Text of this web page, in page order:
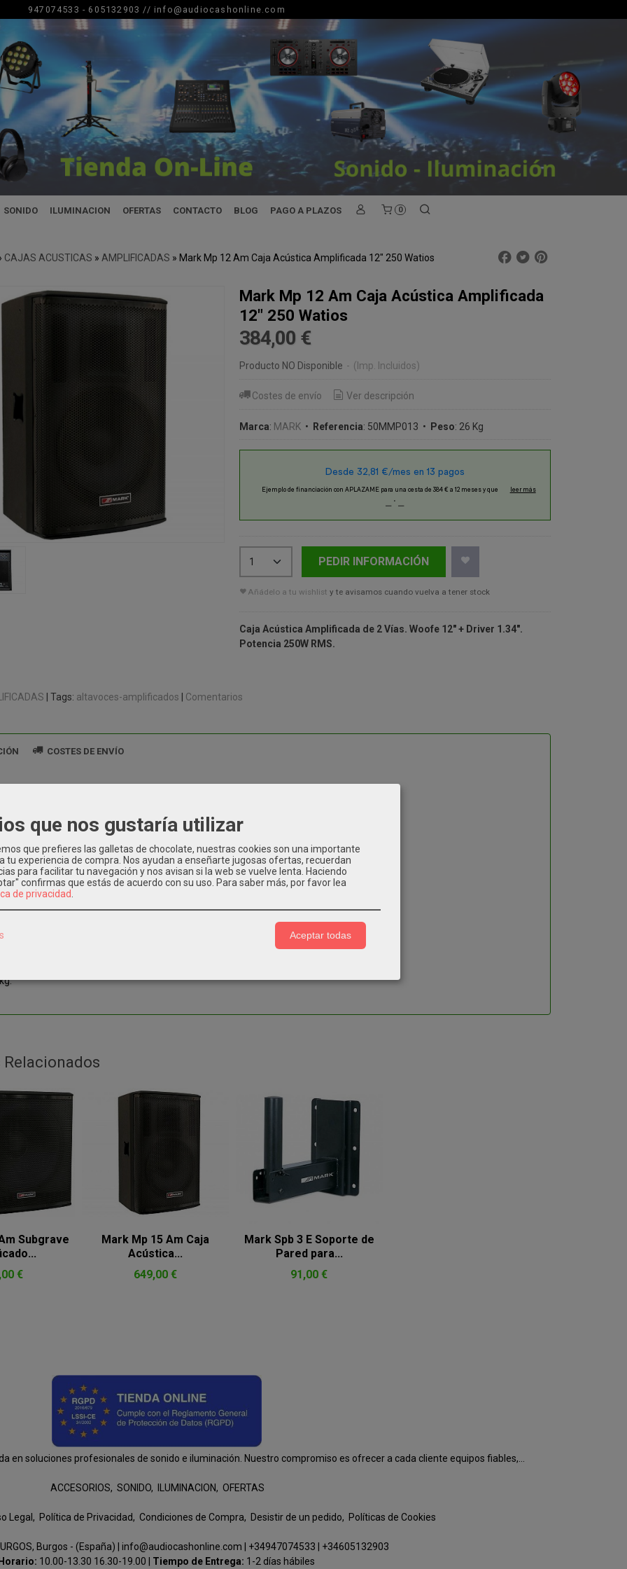
947074533 - 605132903 // info@audiocashonline.com
SONIDO ILUMINACION OFERTAS CONTACTO BLOG PAGO A PLAZOS 0
CAJAS ACUSTICAS » AMPLIFICADAS » Mark Mp 12 Am Caja Acústica Amplificada 12" 250 Watios
Mark Mp 12 Am Caja Acústica Amplificada
12" 250 Watios
384,00 €
Producto NO Disponible - (Imp. Incluidos)
Costes de envío Ver descripción
Marca: MARK• Referencia: 50MMP013 • Peso: 26 Kg
PEDIR INFORMACIÓN
Añádelo a tu wishlist y te avisamos cuando vuelva a tener stock
Caja Acústica Amplificada de 2 Vías. Woofe 12" + Driver 1.34".
Potencia 250W RMS.
Tags: altavoces-amplificados Comentarios
COSTES DE ENVÍO
en frecuencia: 63 Hz - 20 kHz.
94 dB.
121 dB.
Subgrave
€
Mark Mp 15 Am Caja
Acústica...
649,00 €
Mark Spb 3 E Soporte de
Pared para...
91,00 €
en soluciones profesionales de sonido e iluminación. Nuestro compromiso es ofrecer a cada cliente equipos fiables,...
ACCESORIOS SONIDO ILUMINACION OFERTAS
Legal Política de Privacidad Condiciones de Compra Desistir de un pedido Políticas de Cookies
Burgos - (España) | info@audiocashonline.com | +34947074533
+34605132903
Horario: 10.00-13.30 16.30-19.00 | Tiempo de Entrega: 1-2 días hábiles
que nos gustaría utilizar
que prefieres las galletas de chocolate, nuestras cookies son una importante
tu experiencia de compra. Nos ayudan a enseñarte jugosas ofertas, recuerdan
para facilitar tu navegación y nos avisan si la web se vuelve lenta. Haciendo
confirmas que estás de acuerdo con su uso. Para saber más, por favor lea
de privacidad
Aceptar todas